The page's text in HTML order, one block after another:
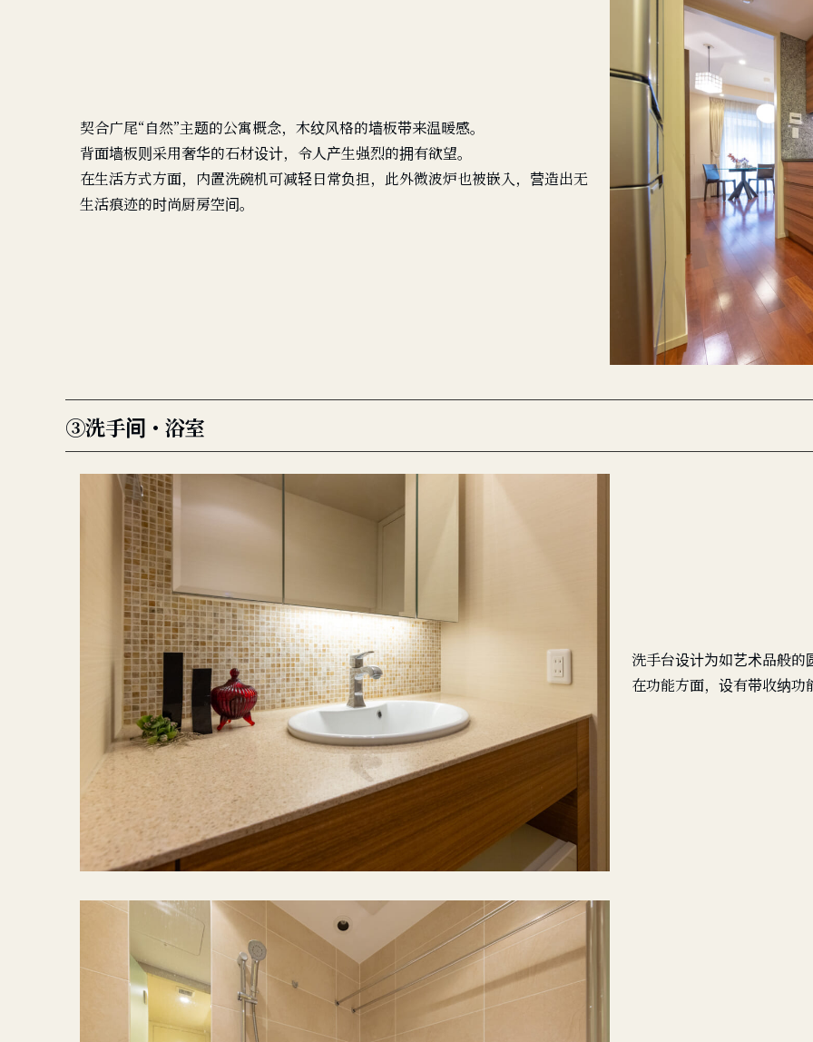
契合广尾“自然”主题的公寓概念，木纹风格的墙板带来温暖感。
背面墙板则采用奢华的石材设计，令人产生强烈的拥有欲望。
在生活方式方面，内置洗碗机可减轻日常负担，此外微波炉也被嵌入，营造出无
生活痕迹的时尚厨房空间。
③洗手间・浴室
洗手台设计为如艺术品般
在功能方面，设有带收纳